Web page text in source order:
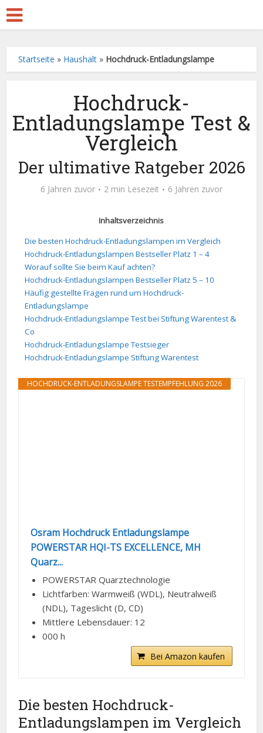
Startseite » Haushalt » Hochdruck-Entladungslampe
Hochdruck-
Entladungslampe Test &
Vergleich
Der ultimative Ratgeber 2026
6 Jahren zuvor 2 min Lesezeit 6 Jahren zuvor
Inhaltsverzeichnis
Die besten Hochdruck-Entladungslampen im Vergleich
Hochdruck-Entladungslampen Bestseller Platz 1 – 4
Worauf sollte Sie beim Kauf achten?
Hochdruck-Entladungslampen Bestseller Platz 5 – 10
Häufig gestellte Fragen rund um Hochdruck-
Entladungslampe
Hochdruck-Entladungslampe Test bei Stiftung Warentest &
Co
Hochdruck-Entladungslampe Testsieger
Hochdruck-Entladungslampe Stiftung Warentest
HOCHDRUCK-ENTLADUNGSLAMPE TESTEMPFEHLUNG 2026
Osram Hochdruck Entladungslampe
POWERSTAR HQI-TS EXCELLENCE, MH
Quarz...
POWERSTAR Quarztechnologie
Lichtfarben: Warmweiß (WDL), Neutralweiß
(NDL), Tageslicht (D, CD)
Mittlere Lebensdauer: 12
000 h
Bei Amazon kaufen
Die besten Hochdruck-
Entladungslampen im Vergleich